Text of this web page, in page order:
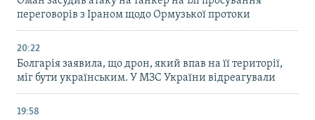
переговорів з Іраном щодо Ормузької протоки
20:22
Болгарія заявила, що дрон, який впав на її території,
міг бути українським. У МЗС України відреагували
19:58